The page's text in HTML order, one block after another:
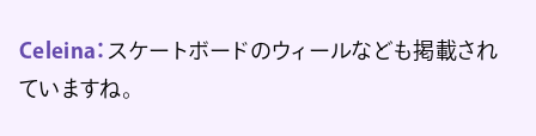
Celeina： スケートボードのウィールなども掲載され
ていますね。